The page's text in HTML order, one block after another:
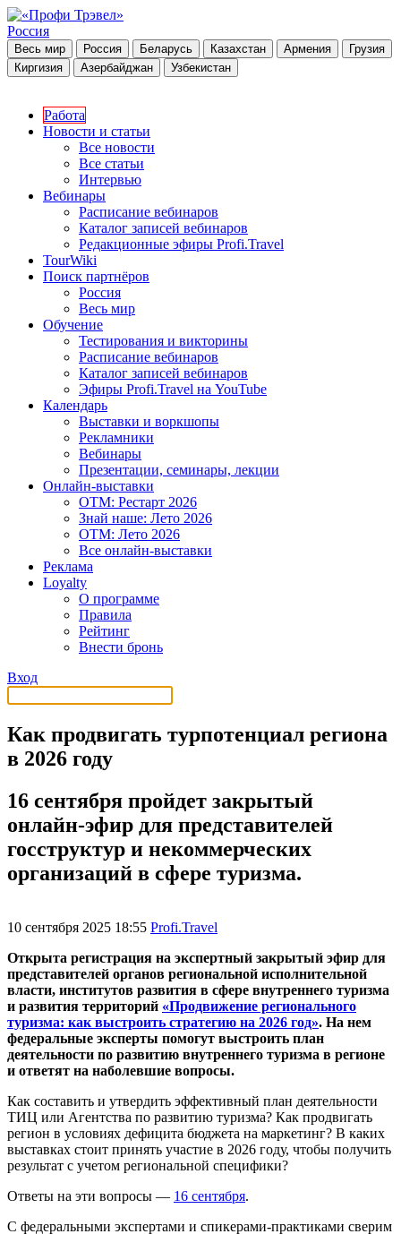
Россия
Весь мир Россия Беларусь Казахстан Армения
Грузия
Киргизия
Азербайджан Узбекистан
Работа
Новости и статьи
Все новости
Все статьи
Интервью
Вебинары
Расписание вебинаров
Каталог записей вебинаров
Редакционные эфиры Profi.Travel
TourWiki
Поиск партнёров
Россия
Весь мир
Обучение
Тестирования и викторины
Расписание вебинаров
Каталог записей вебинаров
Эфиры Profi.Travel на YouTube
Календарь
Выставки и воркшопы
Рекламники
Вебинары
Презентации, семинары, лекции
Онлайн-выставки
OTM: Рестарт 2026
Знай наше: Лето 2026
OTM: Лето 2026
Все онлайн-выставки
Реклама
Loyalty
О программе
Правила
Рейтинг
Внести бронь
Вход
Как продвигать турпотенциал региона
в 2026 году
16 сентября пройдет закрытый
онлайн-эфир для представителей
госструктур и некоммерческих
организаций в сфере туризма.
10 сентября 2025 18:55 Profi.Travel
Открыта регистрация на экспертный закрытый эфир для
представителей органов региональной исполнительной
власти, институтов развития в сфере внутреннего туризма
и развития территорий «Продвижение регионального
туризма: как выстроить стратегию на 2026 год». На нем
федеральные эксперты помогут выстроить план
деятельности по развитию внутреннего туризма в регионе
и ответят на наболевшие вопросы.
Как составить и утвердить эффективный план деятельности
ТИЦ или Агентства по развитию туризма? Как продвигать
регион в условиях дефицита бюджета на маркетинг? В каких
выставках стоит принять участие в 2026 году, чтобы получить
результат с учетом региональной специфики?
Ответы на эти вопросы — 16 сентября.
С федеральными экспертами и спикерами-практиками сверим